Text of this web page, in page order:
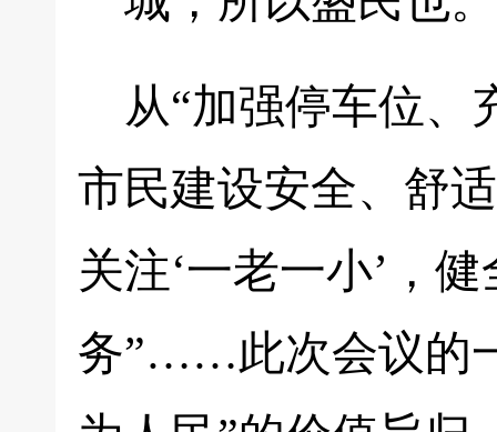
从“加强停车位、
市民建设安全、舒
关注‘一老一小’，
务”……此次会议的